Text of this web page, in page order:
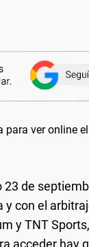
de
con el
y TNT
acceder hay